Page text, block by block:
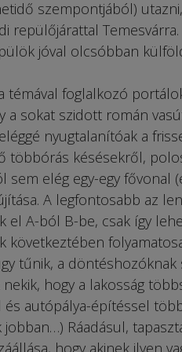
szempontjából)
repülőjárattal
jóval olcsóbban
témával foglalkozó
a sokat szidott román
nyugtalanítóak a
többórás késésekről,
sem elég egy-egy fővonal
A legfontosabb az
el A-ból B-be, csak így
következtében
tűnik, a
hogy a lakosság
autópálya-építéssel
jobban…) Ráadásul,
hogy akinek ilyen